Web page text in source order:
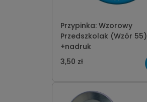
Przypinka: Wzorowy
Przedszkolak (Wzór 55)
+nadruk
3,50 zł